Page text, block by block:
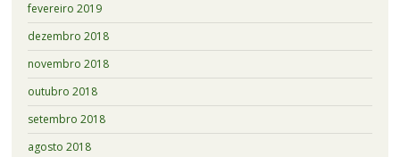
fevereiro 2019
dezembro 2018
novembro 2018
outubro 2018
setembro 2018
agosto 2018